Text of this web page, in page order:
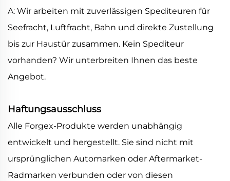
A: Wir arbeiten mit zuverlässigen Spediteuren für
Seefracht, Luftfracht, Bahn und direkte Zustellung
bis zur Haustür zusammen. Kein Spediteur
vorhanden? Wir unterbreiten Ihnen das beste
Angebot.
Haftungsausschluss
Alle Forgex-Produkte werden unabhängig
entwickelt und hergestellt. Sie sind nicht mit
ursprünglichen Automarken oder Aftermarket-
Radmarken verbunden oder von diesen